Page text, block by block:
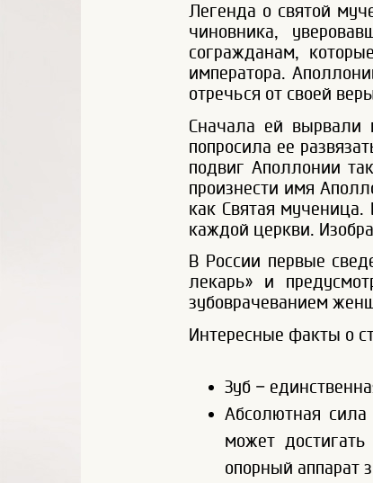
Легенда о святой
чиновника,
согражданам,
императора.
отречься от своей
Сначала ей вырвали
попросила ее
подвиг Аполлонии
произнести имя
как Святая
каждой церкви.
В России первые
лекарь» и
зубоврачеванием
Интересные факты о
Зуб –
Абсолютная
может
опорный аппарат